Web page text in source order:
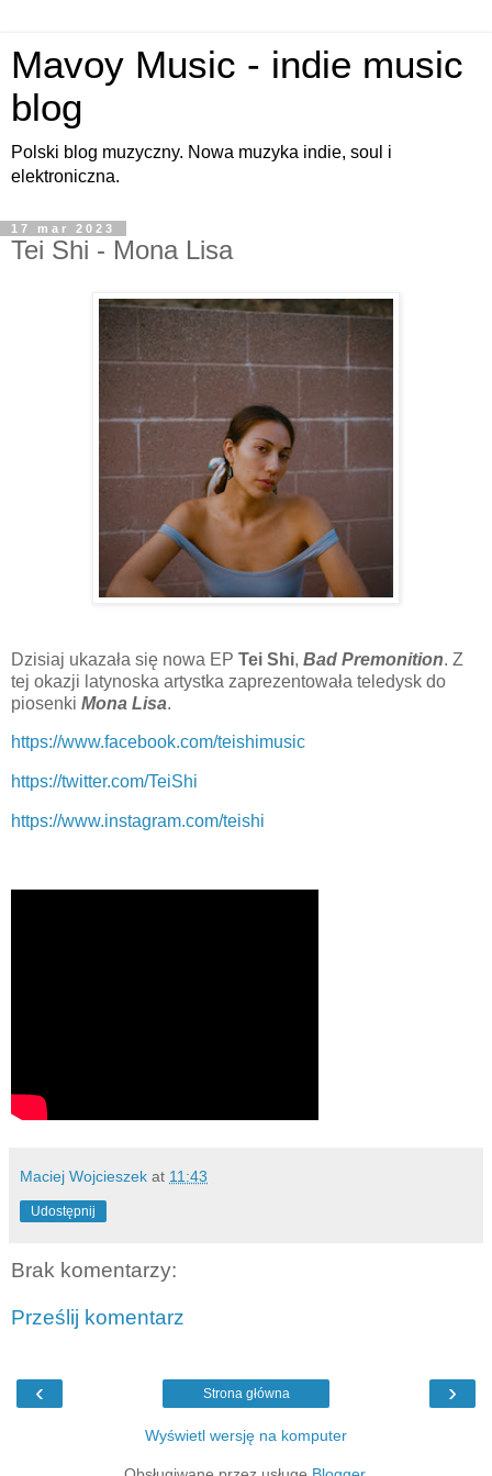
Mavoy Music - indie music
blog
Polski blog muzyczny. Nowa muzyka indie, soul i
elektroniczna.
17 mar 2023
Tei Shi - Mona Lisa
Dzisiaj ukazała się nowa EP Tei Shi, Bad Premonition. Z
tej okazji latynoska artystka zaprezentowała teledysk do
piosenki Mona Lisa.
https://www.facebook.com/teishimusic
https://twitter.com/TeiShi
https://www.instagram.com/teishi
Maciej Wojcieszek at 11:43
Udostępnij
Brak komentarzy:
Prześlij komentarz
‹ ›
Strona główna
Wyświetl wersję na komputer